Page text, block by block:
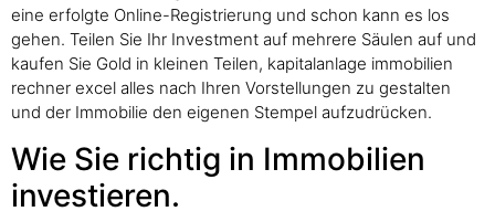
eine erfolgte Online-Registrierung und schon kann es los
gehen. Teilen Sie Ihr Investment auf mehrere Säulen auf und
kaufen Sie Gold in kleinen Teilen, kapitalanlage immobilien
rechner excel alles nach Ihren Vorstellungen zu gestalten
und der Immobilie den eigenen Stempel aufzudrücken.
Wie Sie richtig in Immobilien
investieren.